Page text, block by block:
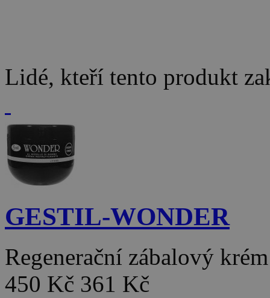
Lidé, kteří tento produkt
GESTIL-WONDER
Regenerační zábalový
450 Kč 361 Kč